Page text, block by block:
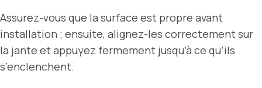
Assurez-vous que la surface est propre avant
installation ; ensuite, alignez-les correctement sur
la jante et appuyez fermement jusqu’à ce qu’ils
s’enclenchent.